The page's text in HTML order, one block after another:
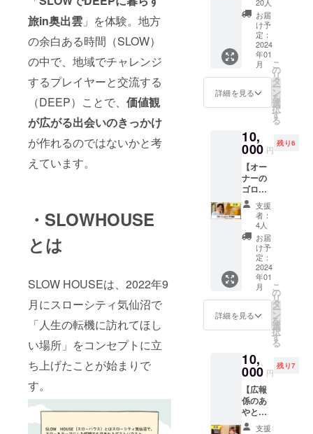
旅in奥出雲 」を体験。地方
の余白ある時間（SLOW）
の中で、地域でチャレンジ
するプレイヤーと交流する
（DEEP）ことで、 価値観
が広がる出会いのきっかけ
が作れるのではないかと考
えています。
・SLOWHOUSE
とは
SLOW HOUSEは、2022年9
月にスローシティ気仙沼で
「人生の転機に訪れてほし
い場所」をコンセプトに立
ち上げたことが始まりで
す。
用日、
ご使用
用途に
ついて
ご案内
させて
いただ
きま
す。 ・
記入く
ださ
い。
催！参
加者同
士も交
流でき
る場を
企画し
ていま
す！ ＼
／ ・気
仙沼に
泊まり
に行っ
たこと
があ
る！ ・
応援か
ら繋が
りをつ
くりた
い！ ・
ゲスト
ハウス
の立ち
上げに
興味が
いて
もっと
知りた
い！ ・
色んな
方とお
話した
隔で若
者にご
馳走す
るサー
ビスで
す。 奥
出雲に
はなか
なか行
けない
という
方に。
あなた
のご支
援が、
SLOW
HOUSE
改修を
手伝う
若者の
応援に
繋がり
ます！
◆恩送
りカー
ド（週
末Bar金
ドリン
クチ
ケット
２杯
分）：
SLOW
HOUSE
お届
け予
定：
2024
年01
月
詳細を見る
こ
の
リ
タ
ー
ン
を
選
択
す
る
10,
000 円
残り6
【オー
ナーの
ゴロー
とzoom
相談】
SLOW
HOUSE
@okuiz
umoの
オー
ナーで
あり、
地域お
こし協
力隊の
ゴロー
でお話
や相談
ができ
ます
（60
分）
「地域
支援
者：
4人
お届
け予
定：
2024
年01
月
詳細を見る
こ
の
リ
タ
ー
ン
を
選
択
す
る
10,
000 円
残り7
【広報
係のあ
やと
zoom対
支援